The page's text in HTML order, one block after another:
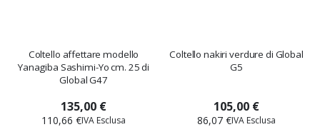
Coltello affettare modello
Yanagiba Sashimi-Yo cm. 25 di
Global G47
135,00 €
110,66 €
Coltello nakiri verdure di Global
G5
105,00 €
86,07 €